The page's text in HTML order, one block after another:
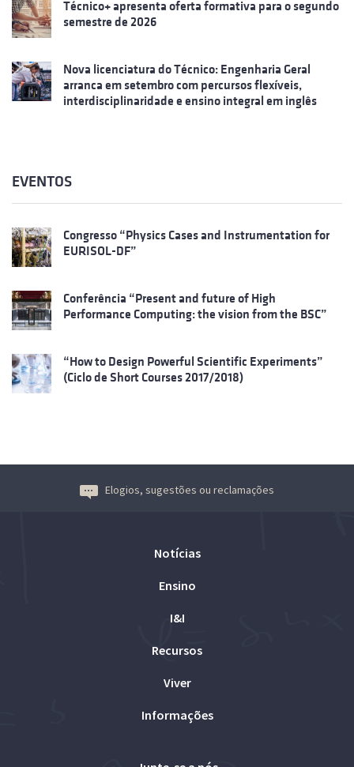
Técnico+ apresenta oferta formativa para o segundo
semestre de 2026
Nova licenciatura do Técnico: Engenharia Geral
arranca em setembro com percursos flexíveis,
interdisciplinaridade e ensino integral em inglês
EVENTOS
Congresso “Physics Cases and Instrumentation for
EURISOL-DF”
Conferência “Present and future of High
Performance Computing: the vision from the BSC”
“How to Design Powerful Scientific Experiments”
(Ciclo de Short Courses 2017/2018)
Elogios, sugestões ou reclamações
Notícias
Ensino
I&I
Recursos
Viver
Informações